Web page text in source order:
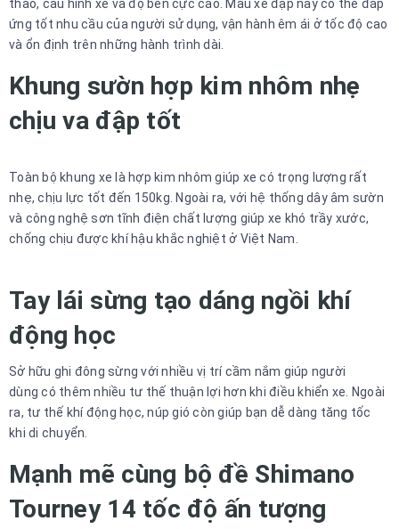
thao, cấu hình xe và độ bền cực cao. Mẫu xe đạp này có thể đáp
ứng tốt nhu cầu của người sử dụng, vận hành êm ái ở tốc độ cao
và ổn định trên những hành trình dài.
Khung sườn hợp kim nhôm nhẹ
chịu va đập tốt
Toàn bộ khung xe là hợp kim nhôm giúp xe có trọng lượng rất
nhẹ, chịu lực tốt đến 150kg. Ngoài ra, với hệ thống dây âm sườn
và công nghệ sơn tĩnh điện chất lượng giúp xe khó trầy xước,
chống chịu được khí hậu khắc nghiệt ở Việt Nam.
Tay lái sừng tạo dáng ngồi khí
động học
Sở hữu ghi đông sừng với nhiều vị trí cầm nắm giúp người
dùng có thêm nhiều tư thế thuận lợi hơn khi điều khiển xe. Ngoài
ra, tư thế khí động học, núp gió còn giúp bạn dễ dàng tăng tốc
khi di chuyển.
Mạnh mẽ cùng bộ đề Shimano
Tourney 14 tốc độ ấn tượng